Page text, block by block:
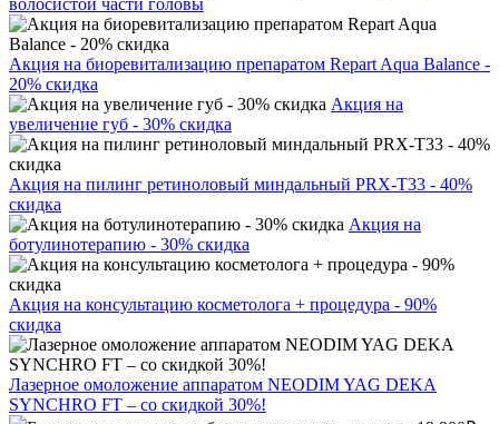
Акция на биоревитализацию препаратом Repart Aqua Balance -
20% скидка
Акция на
увеличение губ - 30% скидка
Акция на пилинг ретиноловый миндальный PRX-T33 - 40%
скидка
Акция на
ботулинотерапию - 30% скидка
Акция на консультацию косметолога + процедура - 90%
скидка
Лазерное омоложение аппаратом NEODIM YAG DEKA
SYNCHRO FT – со скидкой 30%!